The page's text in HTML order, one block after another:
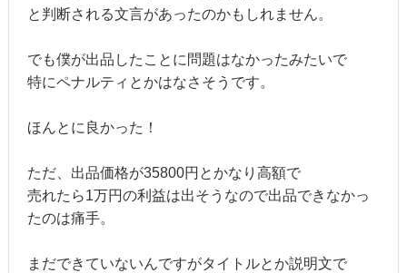
と判断される文言があったのかもしれません。
でも僕が出品したことに問題はなかったみたいで
特にペナルティとかはなさそうです。
ほんとに良かった！
ただ、出品価格が35800円とかなり高額で
売れたら1万円の利益は出そうなので出品できなかっ
たのは痛手。
まだできていないんですがタイトルとか説明文で